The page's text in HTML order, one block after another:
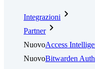
Integrazioni
Partner
NuovoAccess
NuovoBitwarden